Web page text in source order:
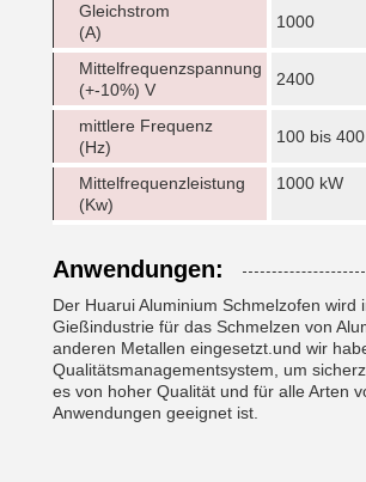
Gleichstrom
(A)
1000
Mittelfrequenzspannung
(+-10%) V
2400
mittlere Frequenz
(Hz)
100 bis
Mittelfrequenzleistung
(Kw)
1000 kW
Anwendungen:
Der Huarui Aluminium Schmelzofen wird
Gießindustrie für das Schmelzen von
anderen Metallen eingesetzt.und wir
Qualitätsmanagementsystem, um
es von hoher Qualität und für alle Arten
Anwendungen geeignet ist.